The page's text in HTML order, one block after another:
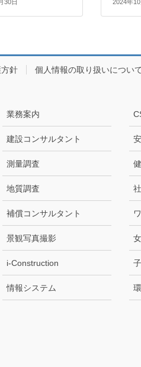
30日 2024年
針 個人情報の取り扱いについて
業務案内
建設コンサルタント
測量調査
地質調査
補償コンサルタント
景観写真撮影
i-Construction
情報システム